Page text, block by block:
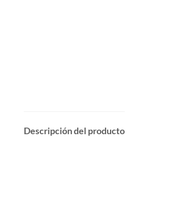
Descripción del producto